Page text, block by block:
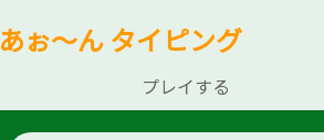
あぉ～ん タイピング
プレイする